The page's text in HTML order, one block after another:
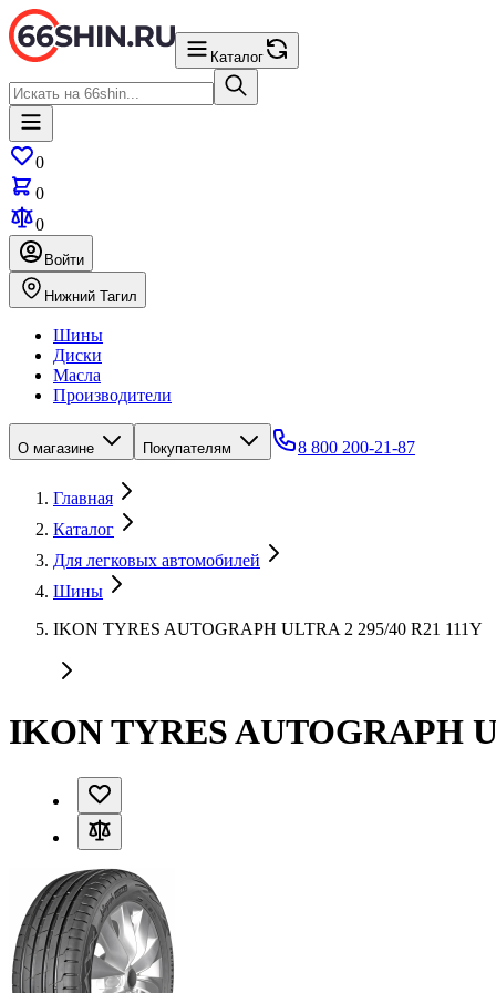
Каталог
0
0
0
Войти
Нижний Тагил
Шины
Диски
Масла
Производители
О магазине Покупателям 8 800 200-21-87
Главная
Каталог
Для легковых автомобилей
Шины
IKON TYRES AUTOGRAPH ULTRA 2 295/40 R21 111Y
IKON TYRES AUTOGRAPH